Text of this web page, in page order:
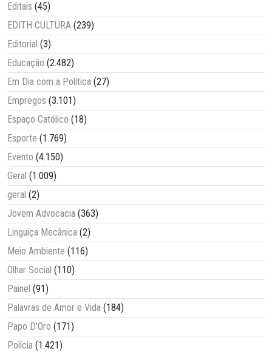
Editais (45)
EDITH CULTURA (239)
Editorial (3)
Educação (2.482)
Em Dia com a Política (27)
Empregos (3.101)
Espaço Católico (18)
Esporte (1.769)
Evento (4.150)
Geral (1.009)
geral (2)
Jovem Advocacia (363)
Linguiça Mecânica (2)
Meio Ambiente (116)
Olhar Social (110)
Painel (91)
Palavras de Amor e Vida (184)
Papo D'Oro (171)
Polícia (1.421)